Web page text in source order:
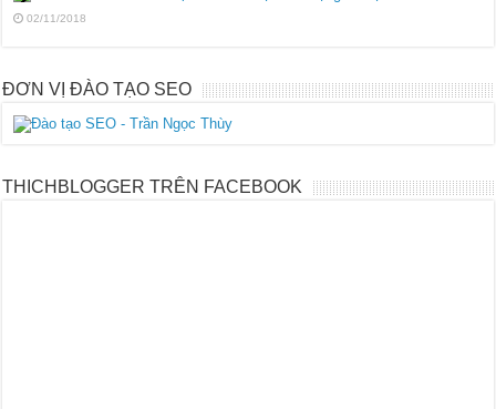
02/11/2018
ĐƠN VỊ ĐÀO TẠO SEO
THICHBLOGGER TRÊN FACEBOOK